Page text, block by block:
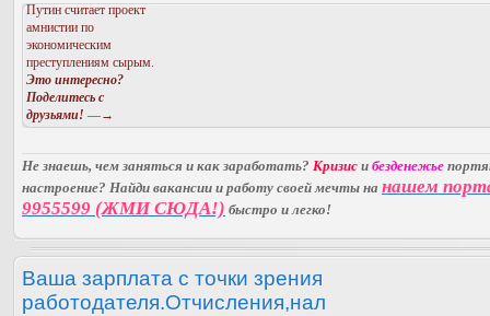
Путин считает проект
амнистии по
экономическим
преступлениям сырым.
Это интересно?
Поделитесь с
друзьями! —→
Не знаешь, чем заняться и как заработать? Кризис и безденежье
настроение? Найди вакансии и работу своей мечты на нашем
9955599 (ЖМИ СЮДА!) быстро и легко!
Ваша зарплата с точки зрения
работодателя.Отчисления,нал